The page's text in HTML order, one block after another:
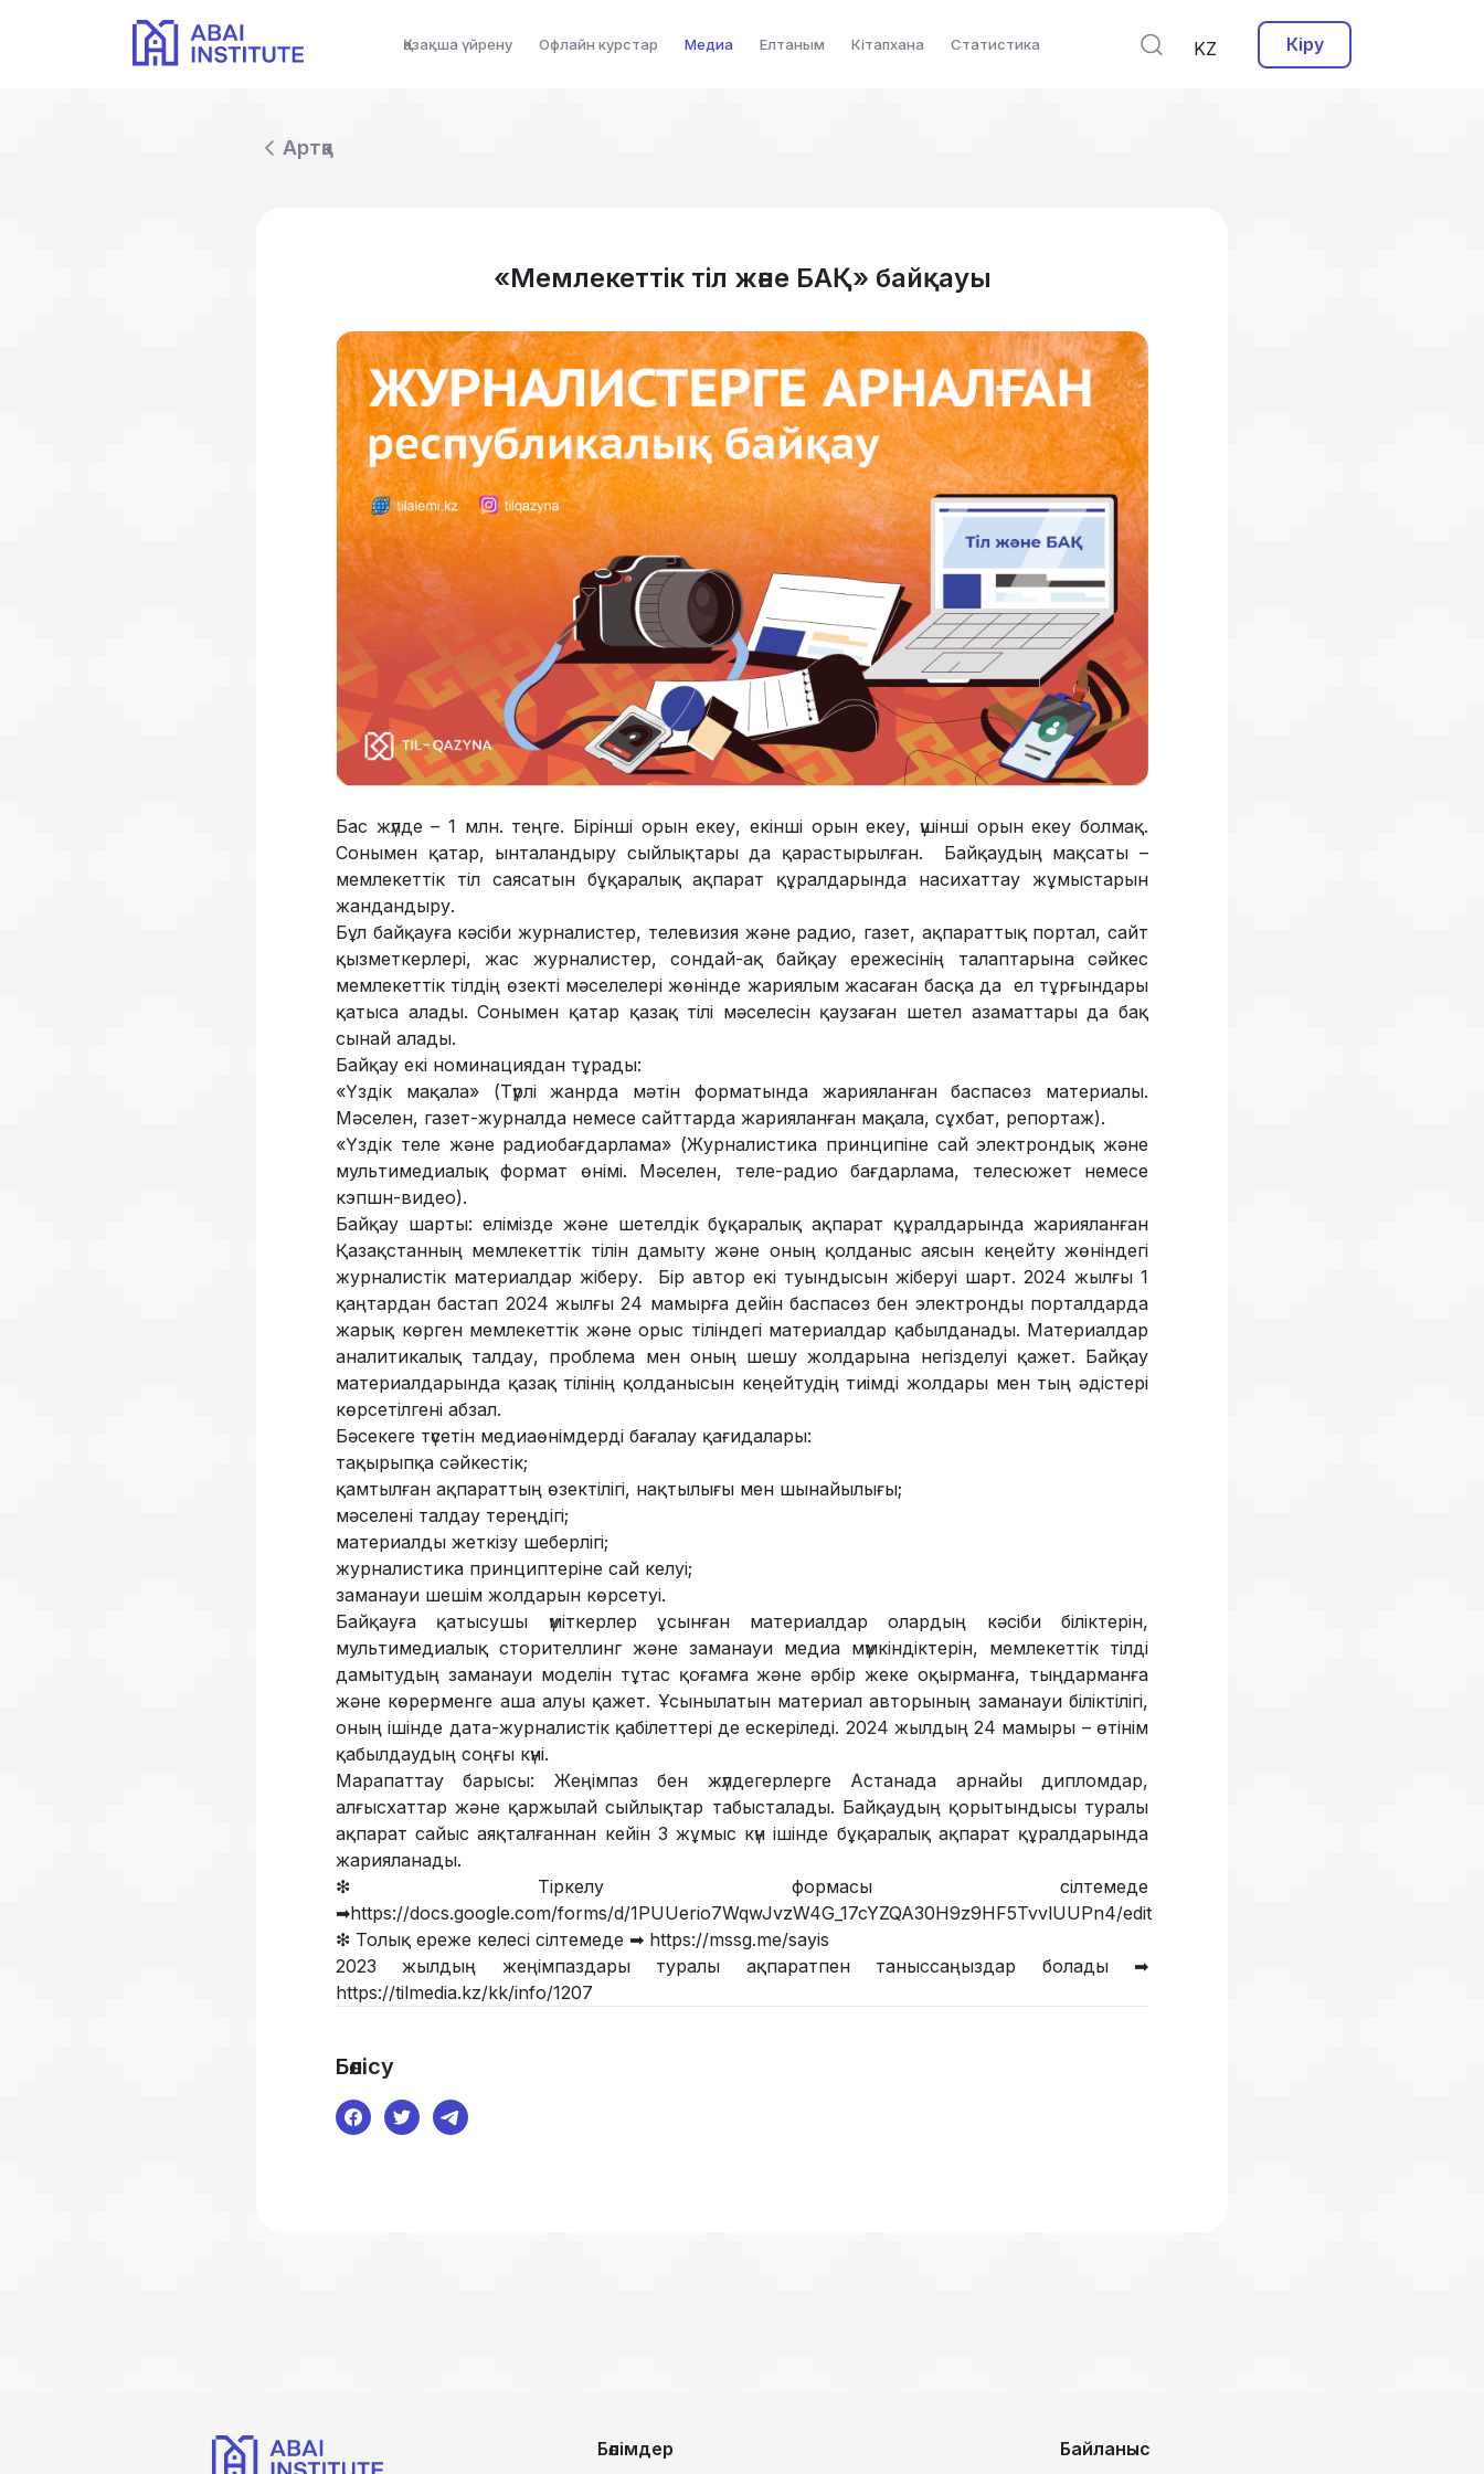
Қазақша үйрену Офлайн курстар Медиа Елтаным Кітапхана Статистика KZ Кіру
Артқа
«Мемлекеттік тіл және БАҚ» байқауы
Бас жүлде – 1 млн. теңге. Бірінші орын екеу, екінші орын екеу, үшінші орын екеу болмақ.
Сонымен қатар, ынталандыру сыйлықтары да қарастырылған. Байқаудың мақсаты –
мемлекеттік тіл саясатын бұқаралық ақпарат құралдарында насихаттау жұмыстарын
жандандыру.
Бұл байқауға кәсіби журналистер, телевизия және радио, газет, ақпараттық портал, сайт
қызметкерлері, жас журналистер, сондай-ақ байқау ережесінің талаптарына сәйкес
мемлекеттік тілдің өзекті мәселелері жөнінде жариялым жасаған басқа да ел тұрғындары
қатыса алады. Сонымен қатар қазақ тілі мәселесін қаузаған шетел азаматтары да бақ
сынай алады.
Байқау екі номинациядан тұрады:
«Үздік мақала» (Түрлі жанрда мәтін форматында жарияланған баспасөз материалы.
Мәселен, газет-журналда немесе сайттарда жарияланған мақала, сұхбат, репортаж).
«Үздік теле және радиобағдарлама» (Журналистика принципіне сай электрондық және
мультимедиалық формат өнімі. Мәселен, теле-радио бағдарлама, телесюжет немесе
кэпшн-видео).
Байқау шарты: елімізде және шетелдік бұқаралық ақпарат құралдарында жарияланған
Қазақстанның мемлекеттік тілін дамыту және оның қолданыс аясын кеңейту жөніндегі
журналистік материалдар жіберу. Бір автор екі туындысын жіберуі шарт. 2024 жылғы 1
қаңтардан бастап 2024 жылғы 24 мамырға дейін баспасөз бен электронды порталдарда
жарық көрген мемлекеттік және орыс тіліндегі материалдар қабылданады. Материалдар
аналитикалық талдау, проблема мен оның шешу жолдарына негізделуі қажет. Байқау
материалдарында қазақ тілінің қолданысын кеңейтудің тиімді жолдары мен тың әдістері
көрсетілгені абзал.
Бәсекеге түсетін медиаөнімдерді бағалау қағидалары:
тақырыпқа сәйкестік;
қамтылған ақпараттың өзектілігі, нақтылығы мен шынайылығы;
мәселені талдау тереңдігі;
материалды жеткізу шеберлігі;
журналистика принциптеріне сай келуі;
заманауи шешім жолдарын көрсетуі.
Байқауға қатысушы үміткерлер ұсынған материалдар олардың кәсіби біліктерін,
мультимедиалық сторителлинг және заманауи медиа мүмкіндіктерін, мемлекеттік тілді
дамытудың заманауи моделін тұтас қоғамға және әрбір жеке оқырманға, тыңдарманға
және көрерменге аша алуы қажет. Ұсынылатын материал авторының заманауи біліктілігі,
оның ішінде дата-журналистік қабілеттері де ескеріледі. 2024 жылдың 24 мамыры – өтінім
қабылдаудың соңғы күні.
Марапаттау барысы: Жеңімпаз бен жүлдегерлерге Астанада арнайы дипломдар,
алғысхаттар және қаржылай сыйлықтар табысталады. Байқаудың қорытындысы туралы
ақпарат сайыс аяқталғаннан кейін 3 жұмыс күн ішінде бұқаралық ақпарат құралдарында
жарияланады.
❇ Тіркелу формасы сілтемеде
➡https://docs.google.com/forms/d/1PUUerio7WqwJvzW4G_17cYZQA30H9z9HF5TvvlUUPn4/edit
❇ Толық ереже келесі сілтемеде ➡ https://mssg.me/sayis
2023 жылдың жеңімпаздары туралы ақпаратпен таныссаңыздар болады ➡
https://tilmedia.kz/kk/info/1207
Бөлісу
Бөлімдер Байланыс